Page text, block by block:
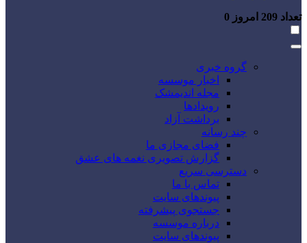
تعداد امروز 0
گروه خبری
اخبار موسسه
مجله اندیمشک
رویدادها
برداشت آزاد
چند رسانه
فضای مجازی ما
گزارش تصویری نغمه های عشق
دسترسی سریع
تماس با ما
پیوندهای سایت
جستجوی پیشرفته
درباره موسسه
پیوندهای سایت